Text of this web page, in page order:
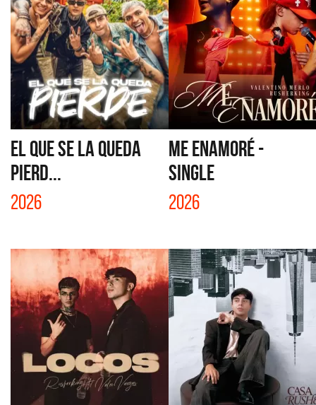
EL QUE SE LA QUEDA
PIERD...
2026
ME ENAMORÉ -
SINGLE
2026